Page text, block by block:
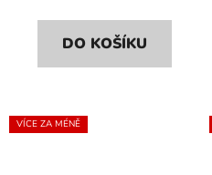
DO KOŠÍKU
VÍCE ZA MÉNĚ